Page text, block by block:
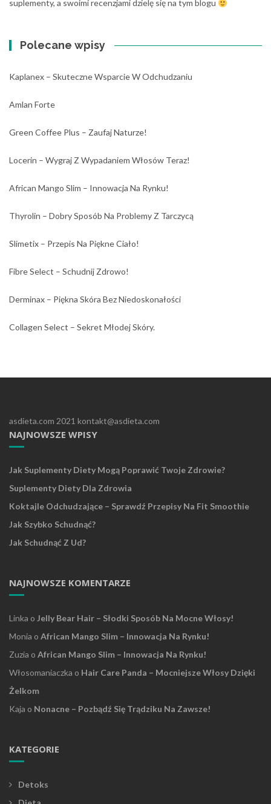
suplementy, a swoimi recenzjami dzielę się na tym blogu
Polecane wpisy
Kaplanex – Skuteczne Wsparcie W Odchudzaniu
Amlan Forte
Green Coffee Plus – Zaufaj Naturze!
Locerin – Wygraj Z Wypadaniem Włosów Teraz!
African Mango Slim – Innowacja Na Rynku!
Thyrolin – Dobry Sposób Na Problemy Z Tarczycą
Slimetix – Przepis Na Piękne Ciało!
Fibre Select – Schudnij Zdrowo!
Derminax – Piękna Skóra Bez Niedoskonałości
Collagen Select – Sekret Młodej Skóry.
asdieta.com 2021 kontakt@asdieta.com
NAJNOWSZE WPISY
Jak Suplementy Diety Mogą Poprawić Twoje Zdrowie?
Suplementy Diety Dla Zdrowia
Koktajle Odchudzające – Sprawdź Przepisy Na Fit Smoothie
Jak Szybko Schudnąć?
Jak Schudnąć Z Ud?
NAJNOWSZE KOMENTARZE
Linka o Jelly Bear Hair – Słodki Sposób Na Mocne Włosy!
Monia o African Mango Slim – Innowacja Na Rynku!
Zuzia o African Mango Slim – Innowacja Na Rynku!
Włosomaniaczka o Hair Care Panda – Mocniejsze Włosy Dzięki
Żelkom
Kaja o Nonacne – Pozbądź Się Trądziku Na Zawsze!
KATEGORIE
Detoks